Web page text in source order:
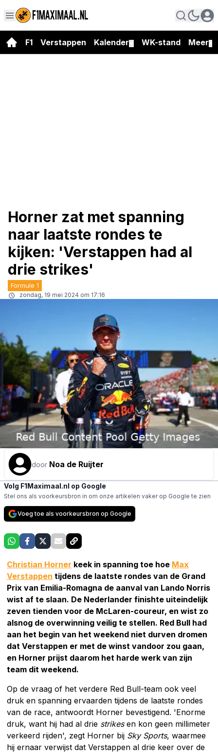
F1 Verstappen Kalender WK-stand Meer
Horner zat met spanning
naar laatste rondes te
kijken: 'Verstappen had al
drie strikes'
Formule 1
zondag, 19 mei 2024 om 17:16
door Noa de Ruijter
Volg F1Maximaal.nl op Google
Stel ons als voorkeursbron in om onze artikelen vaker op Google te zien
Voeg toe als voorkeursbron op Google
Christian Horner keek in spanning toe hoe Max
Verstappen tijdens de laatste rondes van de Grand
Prix van Emilia-Romagna de aanval van Lando Norris
wist af te slaan. De Nederlander finishte uiteindelijk
zeven tienden voor de McLaren-coureur, en wist zo
alsnog de overwinning veilig te stellen. Red Bull had
aan het begin van het weekend niet durven dromen
dat Verstappen er met de winst vandoor zou gaan,
en Horner prijst daarom het harde werk van zijn
team dit weekend.
Op de vraag of het verdere Red Bull-team ook veel
druk en spanning ervaarden tijdens de laatste rondes
van de race, antwoordt Horner bevestigend. 'Enorme
druk, want hij had al drie strikesen kon geen millimeter
verkeerd rijden', zegt Horner bij Sky Sports, waarmee
hij ernaar verwijst dat Verstappen al drie keer over de